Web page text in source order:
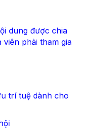
dung được chia
phải tham gia
trí tuệ dành cho